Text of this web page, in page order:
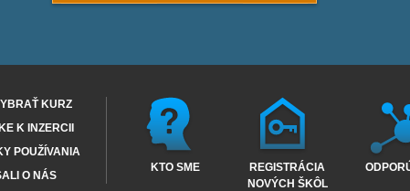
KURZ
K INZERCII
POUŽÍVANIA
O NÁS
KTO SME
REGISTRÁCIA
NOVÝCH ŠKÔL